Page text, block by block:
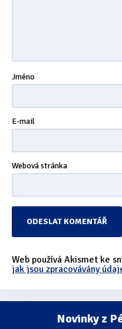
Jméno
E-mail
Webová stránka
Web používá Akismet ke
jak jsou zpracovávány
Novinky z